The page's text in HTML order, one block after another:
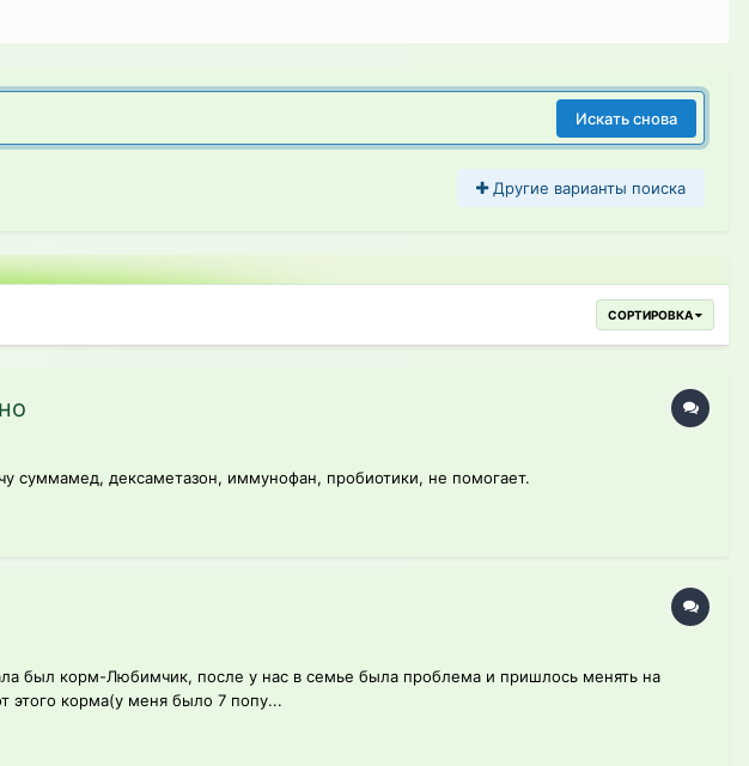
Искать снова
Другие варианты поиска
СОРТИРОВКА
суммамед, дексаметазон, иммунофан, пробиотики, не помогает.
был корм-Любимчик, после у нас в семье была проблема и пришлось менять на
этого корма(у меня было 7 попу...